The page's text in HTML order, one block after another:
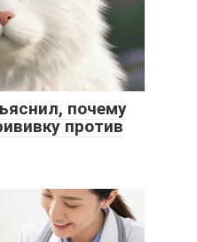
почему
против